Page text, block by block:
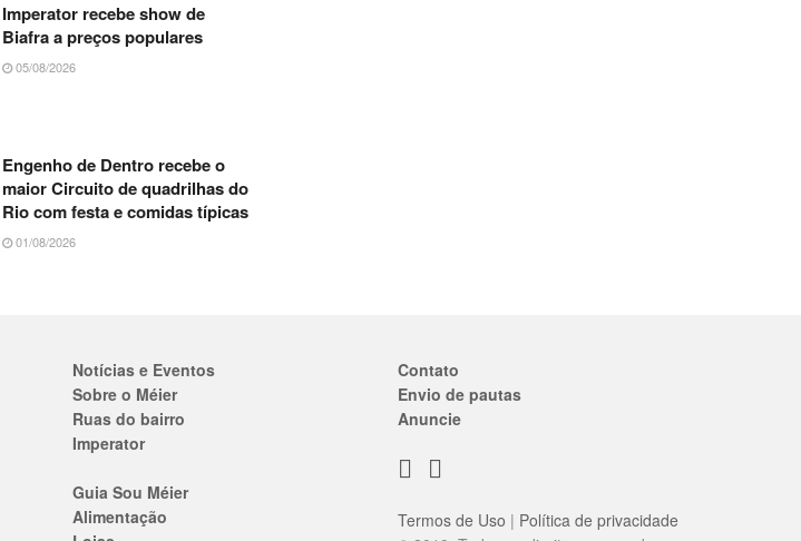
Imperator recebe show de
Biafra a preços populares
05/08/2026
Engenho de Dentro recebe o
maior Circuito de quadrilhas do
Rio com festa e comidas típicas
01/08/2026
Notícias e Eventos
Sobre o Méier
Ruas do bairro
Imperator
Guia Sou Méier
Alimentação
Contato
Envio de pautas
Anuncie
Termos de Uso | Política de privacidade